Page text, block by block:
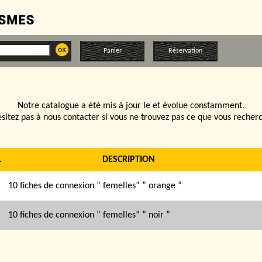
Panier Réservation
Notre catalogue a été mis à jour le et évolue constamment.
pas à nous contacter si vous ne trouvez pas ce que vous
DESCRIPTION
10 fiches de connexion ” femelles” ” orange ”
10 fiches de connexion ” femelles” ” noir ”